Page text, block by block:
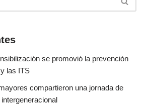
se promovió la prevención
las ITS
compartieron una jornada de